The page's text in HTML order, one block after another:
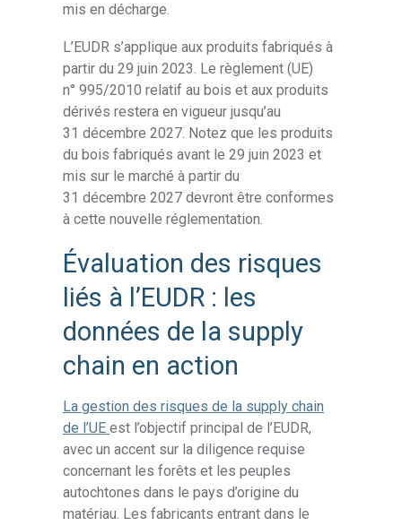
mis en décharge.
L’EUDR s’applique aux produits fabriqués à
partir du 29 juin 2023. Le règlement (UE)
n° 995/2010 relatif au bois et aux produits
dérivés restera en vigueur jusqu’au
31 décembre 2027. Notez que les produits
du bois fabriqués avant le 29 juin 2023 et
mis sur le marché à partir du
31 décembre 2027 devront être conformes
à cette nouvelle réglementation.
Évaluation des risques
liés à l’EUDR : les
données de la supply
chain en action
La gestion des risques de la supply chain
de l’UE est l’objectif principal de l’EUDR,
avec un accent sur la diligence requise
concernant les forêts et les peuples
autochtones dans le pays d’origine du
matériau. Les fabricants entrant dans le